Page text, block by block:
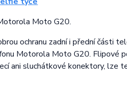
Moto G20.
ochranu zadní i přední části
Motorola Moto G20. Flipové
ani sluchátkové konektory, lze